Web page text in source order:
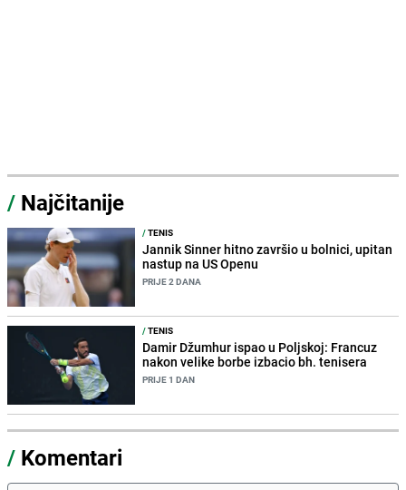
/ Najčitanije
/TENIS
Jannik Sinner hitno završio u bolnici, upitan
nastup na US Openu
PRIJE 2 DANA
/TENIS
Damir Džumhur ispao u Poljskoj: Francuz
nakon velike borbe izbacio bh. tenisera
PRIJE 1 DAN
/ Komentari